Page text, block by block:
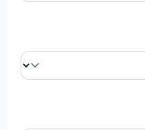
يناسب الشكل، لتضمن